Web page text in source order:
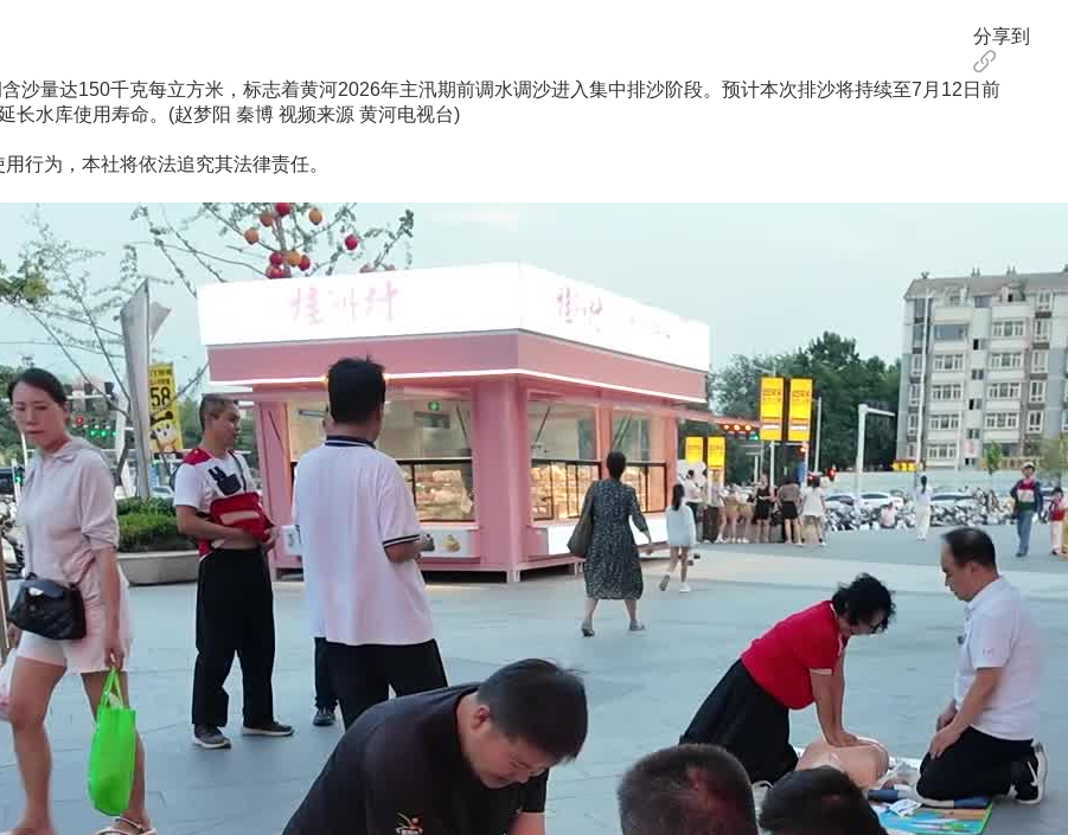
分享到
量达150千克每立方米，标志着黄河2026年主汛期前调水调沙进入集中排沙阶段。预计本次排沙将持续至7月12日前
长水库使用寿命。(赵梦阳 秦博 视频来源 黄河电视台)
行为，本社将依法追究其法律责任。